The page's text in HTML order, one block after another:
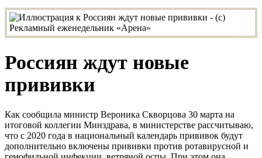
Россиян ждут новые
прививки
Как сообщила министр Вероника Скворцова 30 марта на
итоговой коллегии Минздрава, в министерстве рассчитываю,
что с 2020 года в национальный календарь прививок будут
дополнительно включены прививки против ротавирусной и